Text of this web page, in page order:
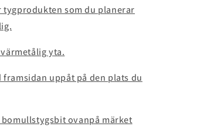
tygprodukten som du planerar
yta.
uppåt på den plats du
ovanpå märket